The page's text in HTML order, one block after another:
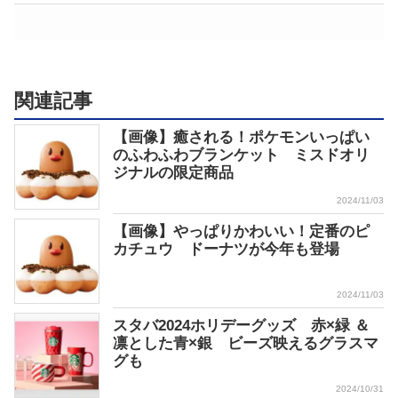
関連記事
【画像】癒される！ポケモンいっぱい
のふわふわブランケット ミスドオリ
ジナルの限定商品
2024/11/03
【画像】やっぱりかわいい！定番のピ
カチュウ ドーナツが今年も登場
2024/11/03
スタバ2024ホリデーグッズ 赤×緑 ＆
凛とした青×銀 ビーズ映えるグラスマ
グも
2024/10/31